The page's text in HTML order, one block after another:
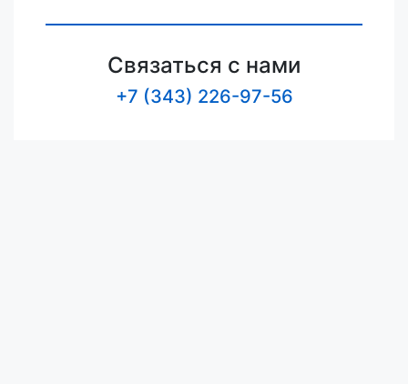
Связаться с нами
+7 (343) 226-97-56